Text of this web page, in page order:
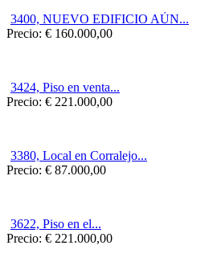
3400, NUEVO EDIFICIO AÚN...
Precio: € 160.000,00
3424, Piso en venta...
Precio: € 221.000,00
3380, Local en Corralejo...
Precio: € 87.000,00
3622, Piso en el...
Precio: € 221.000,00